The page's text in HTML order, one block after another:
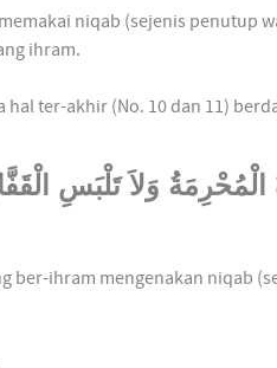
niqab (sejenis penutup
ihram.
ter-akhir (No. 10 dan 11)
الْمُحْرِمَةُ وَلاَ تَلْبَسِ
ihram mengenakan niqab